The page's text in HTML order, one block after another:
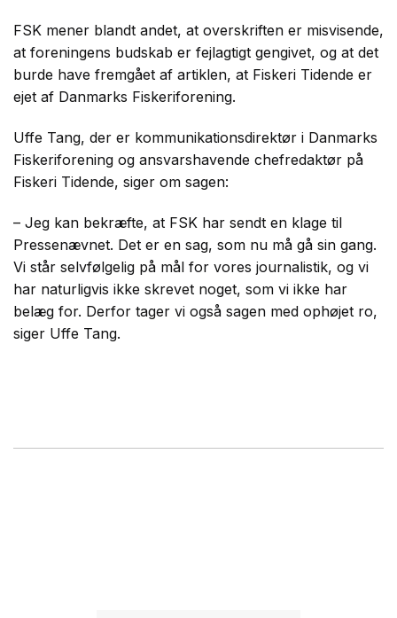
FSK mener blandt andet, at overskriften er misvisende,
at foreningens budskab er fejlagtigt gengivet, og at det
burde have fremgået af artiklen, at Fiskeri Tidende er
ejet af Danmarks Fiskeriforening.
Uffe Tang, der er kommunikationsdirektør i Danmarks
Fiskeriforening og ansvarshavende chefredaktør på
Fiskeri Tidende, siger om sagen:
– Jeg kan bekræfte, at FSK har sendt en klage til
Pressenævnet. Det er en sag, som nu må gå sin gang.
Vi står selvfølgelig på mål for vores journalistik, og vi
har naturligvis ikke skrevet noget, som vi ikke har
belæg for. Derfor tager vi også sagen med ophøjet ro,
siger Uffe Tang.